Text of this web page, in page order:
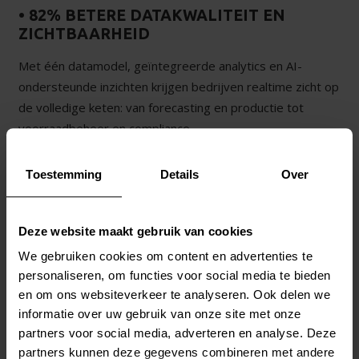
Toestemming Details Over
Deze website maakt gebruik van cookies
We gebruiken cookies om content en advertenties te
personaliseren, om functies voor social media te bieden
en om ons websiteverkeer te analyseren. Ook delen we
informatie over uw gebruik van onze site met onze
partners voor social media, adverteren en analyse. Deze
partners kunnen deze gegevens combineren met andere
• 82% BETERE DATAKWALITEIT EN
ZICHTBAARHEID
Met één datamodel, geïntegreerde analytics en AI-
ondersteunde inzichten krijgen bedrijven realtime zicht op
de volledige keten: van forecasting en productie tot
voorraadbeheer en compliance.
• 73% VERBETERING IN
LEVERBETROUWBAARHEID EN
Predictive analytics, geavanceerde planning en end-to-
end ketenorchestratie versterken de weerbaarheid en
betrouwbaarheid van de supply chain.
• SNELLE TIME-TO-VALUE: MEETBARE